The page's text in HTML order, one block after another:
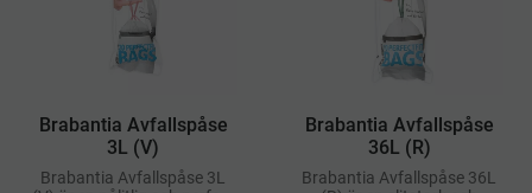
Brabantia Avfallspåse
3L (V)
Brabantia Avfallspåse 3L
Brabantia Avfallspåse
36L (R)
Brabantia Avfallspåse 36L